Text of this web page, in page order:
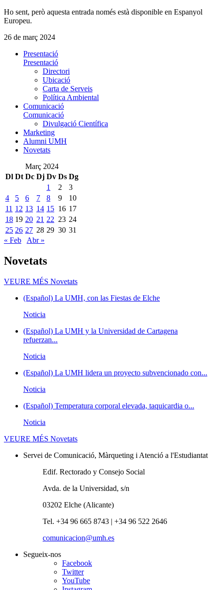
Ho sent, però aquesta entrada només està disponible en Espanyol
Europeu.
26 de març 2024
Presentació
Presentació
Directori
Ubicació
Carta de Serveis
Política Ambiental
Comunicació
Comunicació
Divulgació Científica
Marketing
Alumni UMH
Novetats
Març 2024
Dl Dt Dc Dj Dv Ds Dg
1
2
3
4
5 6 7 8 9
10
11 12 13 14 15 16 17
18 19 20 21 22 23 24
25 26 27 28 29 30 31
« Feb
Abr »
Novetats
VEURE MÉS Novetats
(Español) La UMH, con las Fiestas de Elche
Noticia
(Español) La UMH y la Universidad de Cartagena
refuerzan...
Noticia
(Español) La UMH lidera un proyecto subvencionado con...
Noticia
(Español) Temperatura corporal elevada, taquicardia o...
Noticia
VEURE MÉS Novetats
Servei de Comunicació, Màrqueting i Atenció a l'Estudiantat
Edif. Rectorado y Consejo Social
Avda. de la Universidad, s/n
03202 Elche (Alicante)
Tel. +34 96 665 8743 | +34 96 522 2646
comunicacion@umh.es
Segueix-nos
Facebook
Twitter
YouTube